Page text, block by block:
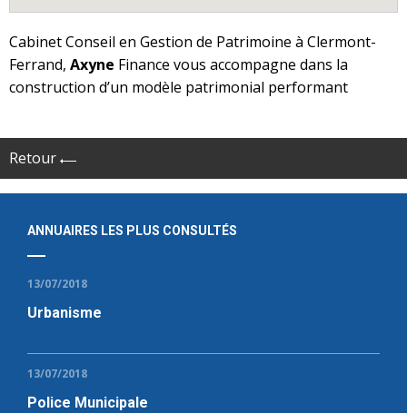
Cabinet Conseil en Gestion de Patrimoine à Clermont-
Ferrand, Axyne Finance vous accompagne dans la
construction d’un modèle patrimonial performant
Retour
ANNUAIRES LES PLUS CONSULTÉS
13/07/2018
Urbanisme
13/07/2018
Police Municipale